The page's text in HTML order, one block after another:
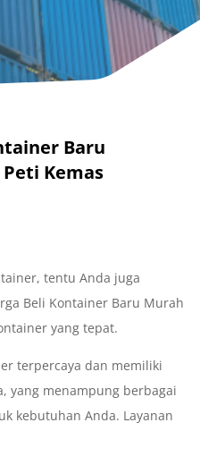
Baru
Kemas
tentu Anda juga
Beli Kontainer Baru Murah
yang tepat.
terpercaya dan memiliki
yang menampung berbagai
kebutuhan Anda. Layanan